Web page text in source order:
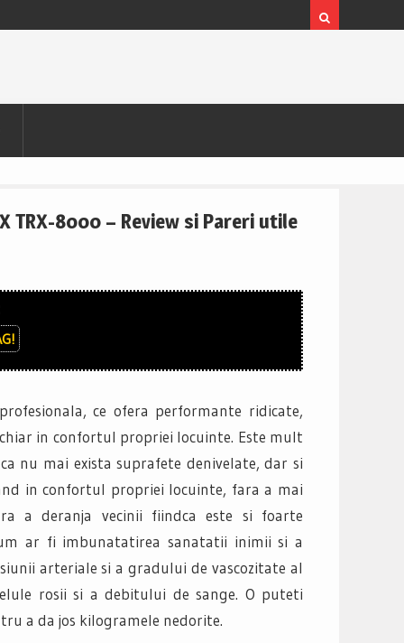
TRX-8000 – Review si Pareri utile
ce ofera performante ridicate,
in confortul propriei locuinte. Este mult
nu mai exista suprafete denivelate, dar si
in confortul propriei locuinte, fara a mai
a deranja vecinii fiindca este si foarte
ar fi imbunatatirea sanatatii inimii si a
arteriale si a gradului de vascozitate al
rosii si a debitului de sange. O puteti
a da jos kilogramele nedorite.